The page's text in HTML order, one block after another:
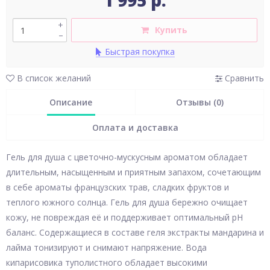
–
+
Купить
Быстрая покупка
В список желаний Сравнить
Описание Отзывы (0)
Оплата и доставка
Гель для душа с цветочно-мускусным ароматом обладает
длительным, насыщенным и приятным запахом, сочетающим
в себе ароматы французских трав, сладких фруктов и
теплого южного солнца. Гель для душа бережно очищает
кожу, не повреждая её и поддерживает оптимальный рН
баланс. Содержащиеся в составе геля экстракты мандарина и
лайма тонизируют и снимают напряжение. Вода
кипарисовика туполистного обладает высокими